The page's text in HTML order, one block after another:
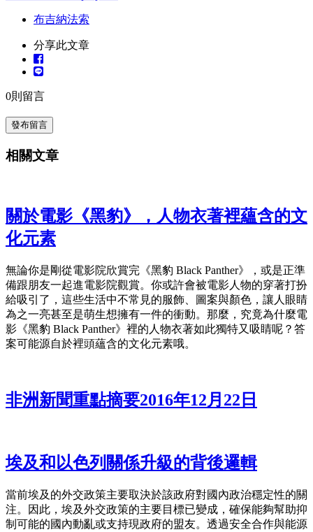
布吉納法索
分享此文章
0則留言
發布留言
相關文章
關於電影《黑豹》，人物衣著裡蘊含的文
化元素
無論你是剛從電影院欣賞完《黑豹 Black Panther》，或是正準
備跟朋友一起進電影院觀賞。你或許會被電影人物的穿著打扮
給吸引了，這些生活中不常見的服飾、圖案與顏色，讓人眼睛
為之一亮甚至是萌生想擁有一件的衝動。那麼，究竟為什麼電
影《黑豹 Black Panther》裡的人物衣著如此獨特又吸睛呢？答
案可能源自於裡頭蘊含的文化元素哦。
非洲新聞重點摘要2016年12月22日
埃及和以色列關係升級的背後邏輯
當前埃及的外交政策主要取決於該政府對國內政治穩定性的關
注。因此，埃及外交政策的主要目標已變成，確保能夠幫助抑
制可能的國內動亂或支持現政府的盟友。透過安全合作與能源